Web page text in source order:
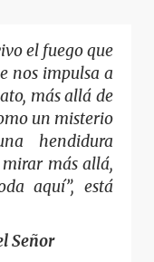
el fuego que
nos impulsa a
más allá de
un misterio
hendidura
más allá,
aquí”, está
Señor